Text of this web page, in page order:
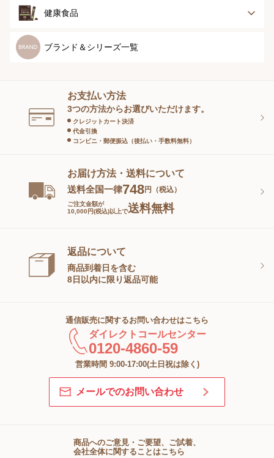
イツ
メンズソックス
スキンケア
スペシャルケア
スキンケアグッズ
健康食品
健康食品
ブランド＆シリーズ一覧
お支払い方法
3つの方法からお選びいただけます。
クレジットカート決済
代金引換
コンビニ・郵便振込（後払い・手数料無料）
お届け方法・送料について
送料全国一律748円（税込）
ご注文金額が
10,000円(税込)以上で送料無料
返品について
商品到着日を含む
8日以内に限り返品可能
通信販売に関するお問い合わせはこちら
ダイレクトコールセンター
0120-4860-59
営業時間 9:00-17:00(土日祝は除く)
メールでのお問い合わせ
商品へのご意見・ご要望、ご試着、
会社全体に関することはこちら